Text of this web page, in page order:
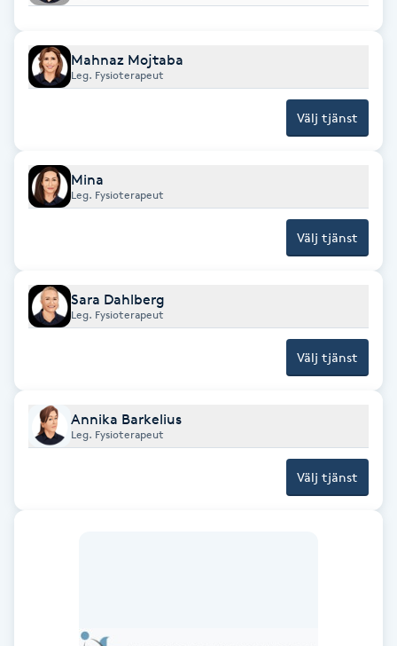
Bröllopsuppsättning
Coachning
Color correction
Damklippning
Diamantslipning
Eyeliner-tatuering
Mahnaz Mojtaba
Leg. Fysioterapeut
Välj tjänst
Mina
Leg. Fysioterapeut
Välj tjänst
Sara Dahlberg
Leg. Fysioterapeut
Välj tjänst
Annika Barkelius
Leg. Fysioterapeut
Välj tjänst